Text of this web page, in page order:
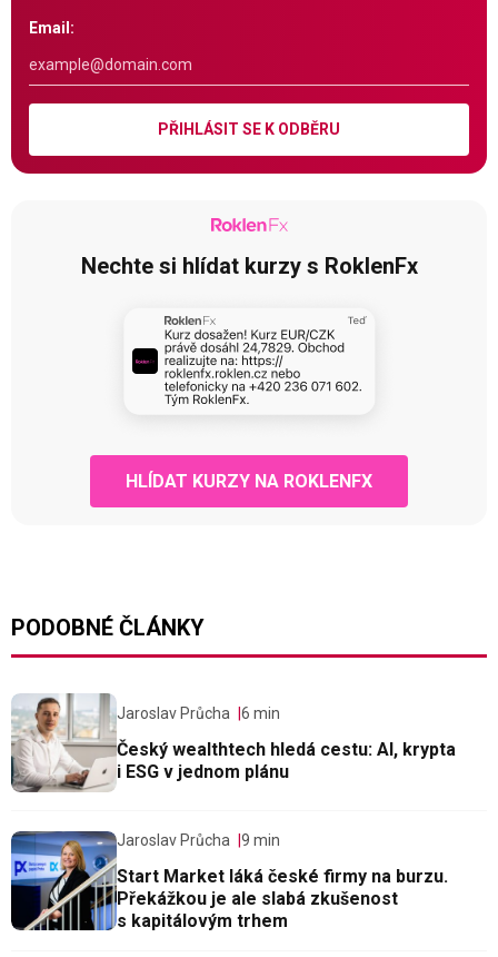
Email:
PŘIHLÁSIT SE K ODBĚRU
Nechte si hlídat kurzy s RoklenFx
HLÍDAT KURZY NA ROKLENFX
PODOBNÉ ČLÁNKY
Jaroslav Průcha 6 min
Český wealthtech hledá cestu: AI, krypta
i ESG v jednom plánu
Jaroslav Průcha 9 min
Start Market láká české firmy na burzu.
Překážkou je ale slabá zkušenost
s kapitálovým trhem